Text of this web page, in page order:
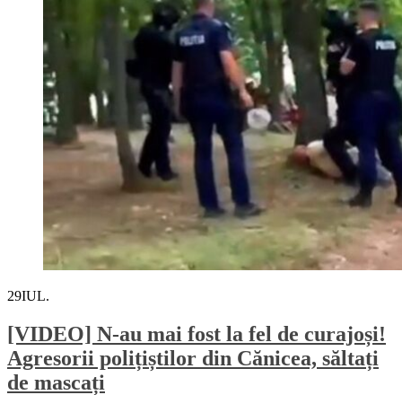
29IUL.
[VIDEO] N-au mai fost la fel de curajoși!
Agresorii polițiștilor din Cănicea, săltați
de mascați